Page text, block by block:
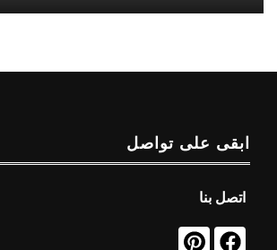
ابقى على تواصل
اتصل بنا